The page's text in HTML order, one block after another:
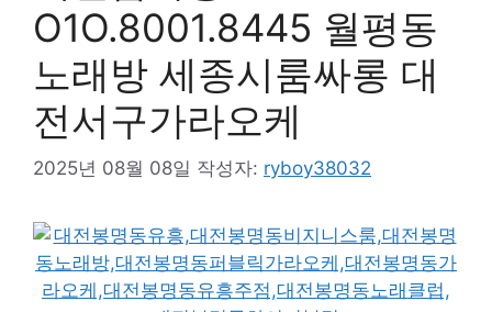
O1O.8001.8445 월평동
노래방 세종시룸싸롱 대
전서구가라오케
2025년 08월 08일 작성자: ryboy38032